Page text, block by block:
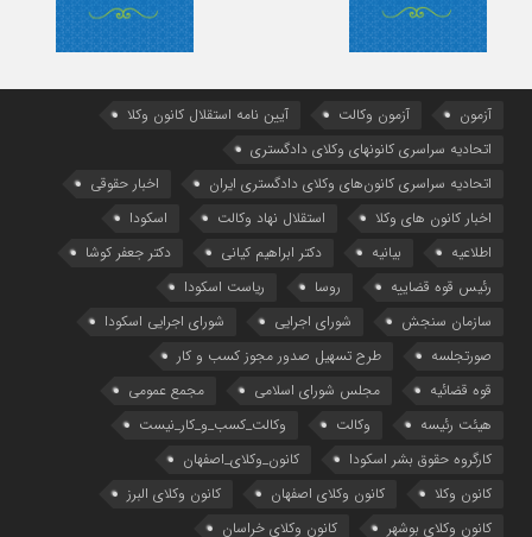
آزمون آزمون وکالت
آیین ‌نامه استقلال کانون وکلا
اتحادیه سراسری کانونهای وکلای دادگستری
اتحادیه سراسری کانون‌های وکلای دادگستری ایران
اخبار حقوقی
اخبار کانون های وکلا
استقلال نهاد وکالت
اسکودا
اطلاعیه
بیانیه دکتر ابراهیم کیانی
دکتر جعفر کوشا
رئیس قوه قضاییه
روسا
ریاست اسکودا
سازمان سنجش
شورای اجرایی
شورای اجرایی اسکودا
صورتجلسه
طرح تسهیل صدور مجوز کسب و کار
قوه قضائیه
مجلس شورای اسلامی
مجمع عمومی
هیئت رئیسه
وکالت
وکالت_کسب_و_کار_نیست
کارگروه حقوق بشر اسکودا
کانون_وکلای_اصفهان
کانون وکلا
کانون وکلای اصفهان
کانون وکلای البرز
کانون وکلای بوشهر
کانون وکلای خراسان